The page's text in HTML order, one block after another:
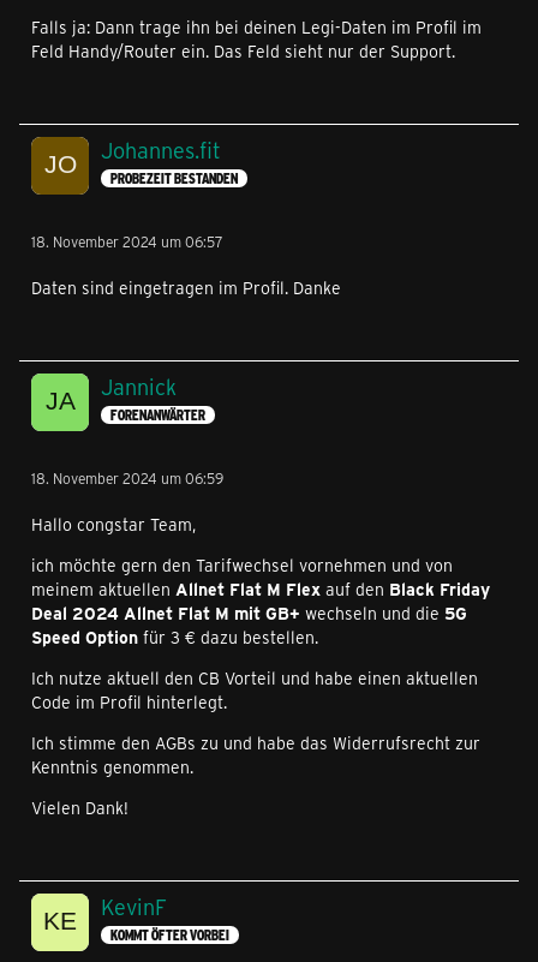
Falls ja: Dann trage ihn bei deinen Legi-Daten im Profil im
Feld Handy/Router ein. Das Feld sieht nur der Support.
Johannes.fit
PROBEZEIT BESTANDEN
18. November 2024 um 06:57
Daten sind eingetragen im Profil. Danke
Jannick
FORENANWÄRTER
18. November 2024 um 06:59
Hallo congstar Team,
ich möchte gern den Tarifwechsel vornehmen und von
meinem aktuellen Allnet Flat M Flex auf den Black Friday
Deal 2024 Allnet Flat M mit GB+ wechseln und die 5G
Speed Option für 3 € dazu bestellen.
Ich nutze aktuell den CB Vorteil und habe einen aktuellen
Code im Profil hinterlegt.
Ich stimme den AGBs zu und habe das Widerrufsrecht zur
Kenntnis genommen.
Vielen Dank!
KevinF
KOMMT ÖFTER VORBEI